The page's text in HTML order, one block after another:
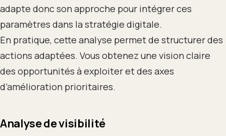
adapte donc son approche pour intégrer ces
paramètres dans la stratégie digitale.
En pratique, cette analyse permet de structurer des
actions adaptées. Vous obtenez une vision claire
des opportunités à exploiter et des axes
d’amélioration prioritaires.
Analyse de visibilité